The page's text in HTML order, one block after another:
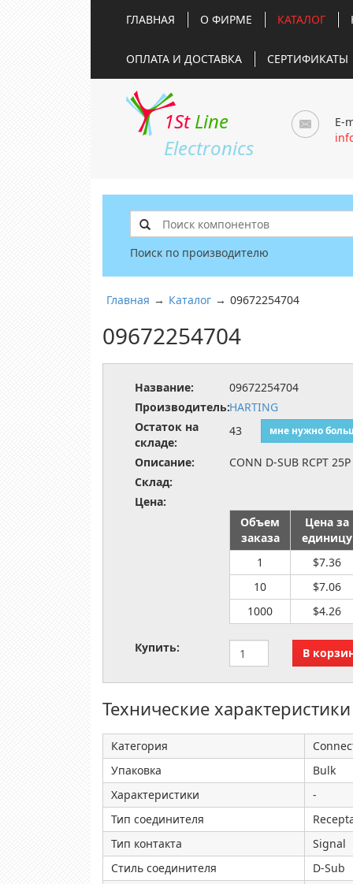
ГЛАВНАЯ О ФИРМЕ КАТАЛОГ
ОПЛАТА И ДОСТАВКА СЕРТИФИКАТЫ
1St Line
Electronics
E-
Поиск по производителю
Главная → Каталог → 09672254704
09672254704
Название:
09672254704
Производитель:HARTING
Остаток на
складе:
43 мне нужно
Описание:
CONN D-SUB RCPT 25P
Склад:
Цена:
Объем
заказа
Цена за
единицу
1
$7.36
10
$7.06
1000
$4.26
Купить:
Технические характеристики
Категория
Упаковка
Bulk
Характеристики
-
Тип соединителя
Тип контакта
Signal
Стиль соединителя
D-Sub